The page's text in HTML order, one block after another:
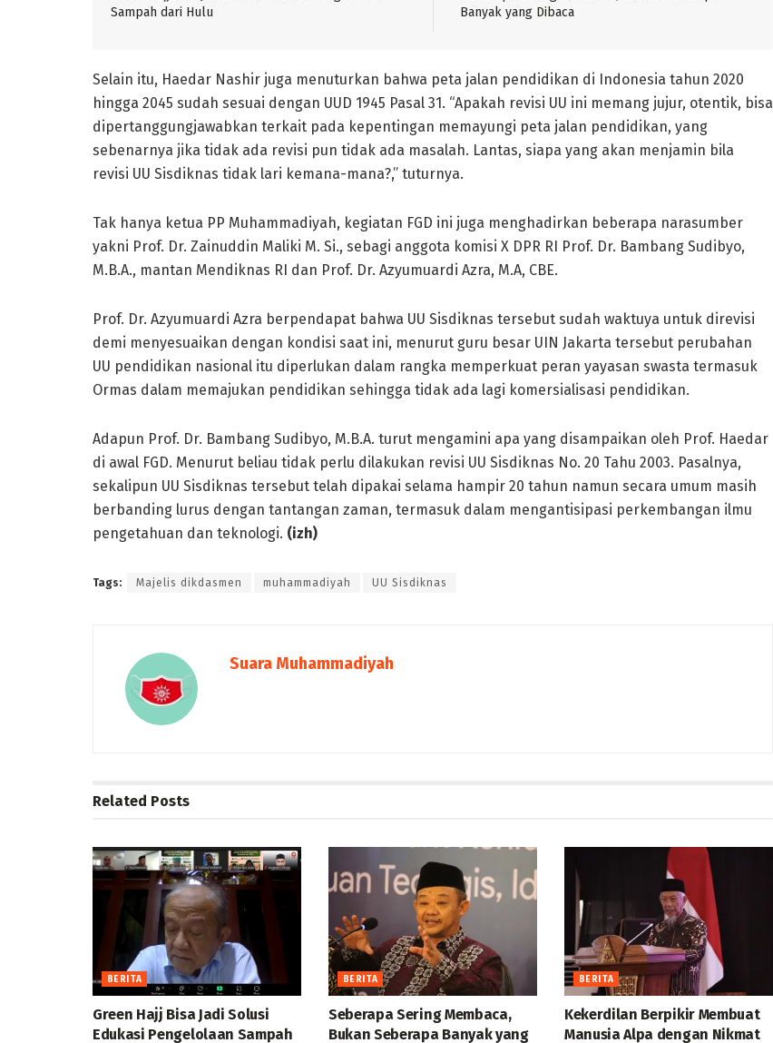
Sampah dari Hulu
Banyak yang Dibaca
Selain itu, Haedar Nashir juga menuturkan bahwa peta jalan pendidikan di Indonesia tahun 2020
hingga 2045 sudah sesuai dengan UUD 1945 Pasal 31. “Apakah revisi UU ini memang jujur, otentik, bisa
dipertanggungjawabkan terkait pada kepentingan memayungi peta jalan pendidikan, yang
sebenarnya jika tidak ada revisi pun tidak ada masalah. Lantas, siapa yang akan menjamin bila
revisi UU Sisdiknas tidak lari kemana-mana?,” tuturnya.
Tak hanya ketua PP Muhammadiyah, kegiatan FGD ini juga menghadirkan beberapa narasumber
yakni Prof. Dr. Zainuddin Maliki M. Si., sebagi anggota komisi X DPR RI Prof. Dr. Bambang Sudibyo,
M.B.A., mantan Mendiknas RI dan Prof. Dr. Azyumuardi Azra, M.A, CBE.
Prof. Dr. Azyumuardi Azra berpendapat bahwa UU Sisdiknas tersebut sudah waktuya untuk direvisi
demi menyesuaikan dengan kondisi saat ini, menurut guru besar UIN Jakarta tersebut perubahan
UU pendidikan nasional itu diperlukan dalam rangka memperkuat peran yayasan swasta termasuk
Ormas dalam memajukan pendidikan sehingga tidak ada lagi komersialisasi pendidikan.
Adapun Prof. Dr. Bambang Sudibyo, M.B.A. turut mengamini apa yang disampaikan oleh Prof. Haedar
di awal FGD. Menurut beliau tidak perlu dilakukan revisi UU Sisdiknas No. 20 Tahu 2003. Pasalnya,
sekalipun UU Sisdiknas tersebut telah dipakai selama hampir 20 tahun namun secara umum masih
berbanding lurus dengan tantangan zaman, termasuk dalam mengantisipasi perkembangan ilmu
pengetahuan dan teknologi. (izh)
Tags: Majelis dikdasmen muhammadiyah UU Sisdiknas
Suara Muhammadiyah
Related Posts
BERITA
Green Hajj Bisa Jadi Solusi
Edukasi Pengelolaan Sampah
BERITA
Seberapa Sering Membaca,
Bukan Seberapa Banyak yang
BERITA
Kekerdilan Berpikir Membuat
Manusia Alpa dengan Nikmat